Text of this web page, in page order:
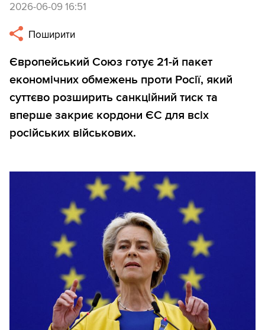
2026-06-09 16:51
Поширити
Європейський Союз готує 21-й пакет
економічних обмежень проти Росії, який
суттєво розширить санкційний тиск та
вперше закриє кордони ЄС для всіх
російських військових.